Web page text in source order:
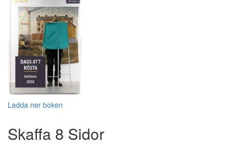
Ladda ner boken
Skaffa 8 Sidor